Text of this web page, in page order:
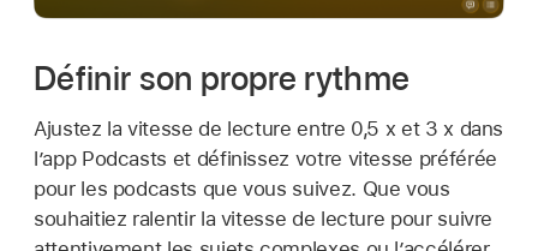
Définir son propre rythme
Ajustez la vitesse de lecture entre 0,5 x et 3 x dans
l’app Podcasts et définissez votre vitesse préférée
pour les podcasts que vous suivez. Que vous
souhaitiez ralentir la vitesse de lecture pour suivre